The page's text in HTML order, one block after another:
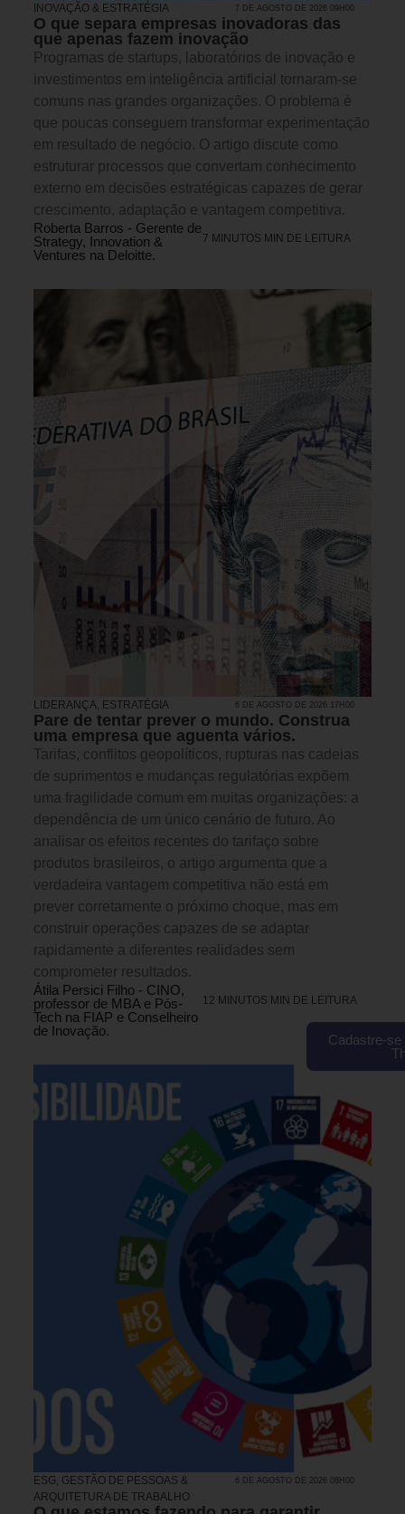
INOVAÇÃO & ESTRATÉGIA 7 DE AGOSTO DE 2026 09H00
O que separa empresas inovadoras das
que apenas fazem inovação
Programas de startups, laboratórios de inovação e
investimentos em inteligência artificial tornaram-se
comuns nas grandes organizações. O problema é
que poucas conseguem transformar experimentação
em resultado de negócio. O artigo discute como
estruturar processos que convertam conhecimento
externo em decisões estratégicas capazes de gerar
crescimento, adaptação e vantagem competitiva.
Roberta Barros - Gerente de
Strategy, Innovation &
Ventures na Deloitte.
7 MINUTOS MIN DE LEITURA
LIDERANÇA ESTRATÉGIA 6 DE AGOSTO DE 2026 17H00
Pare de tentar prever o mundo. Construa
uma empresa que aguenta vários.
Tarifas, conflitos geopolíticos, rupturas nas cadeias
de suprimentos e mudanças regulatórias expõem
uma fragilidade comum em muitas organizações: a
dependência de um único cenário de futuro. Ao
analisar os efeitos recentes do tarifaço sobre
produtos brasileiros, o artigo argumenta que a
verdadeira vantagem competitiva não está em
prever corretamente o próximo choque, mas em
construir operações capazes de se adaptar
rapidamente a diferentes realidades sem
comprometer resultados.
Átila Persici Filho - CINO,
professor de MBA e Pós-
Tech na FIAP e Conselheiro
de Inovação.
12 MINUTOS MIN DE LEITURA
ESG GESTÃO DE PESSOAS &
ARQUITETURA DE TRABALHO
6 DE AGOSTO DE 2026 08H00
Cadastre-